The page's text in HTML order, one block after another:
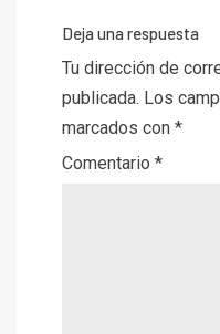
Deja una respuesta
Tu dirección de
publicada. Los
marcados con *
Comentario *